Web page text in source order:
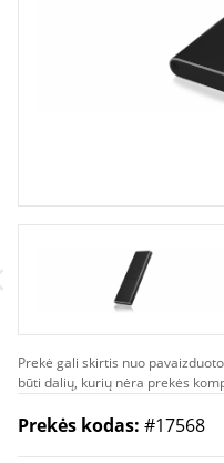
Prekė gali skirtis nuo
būti dalių, kurių nėra prekės
Prekės kodas: #17568